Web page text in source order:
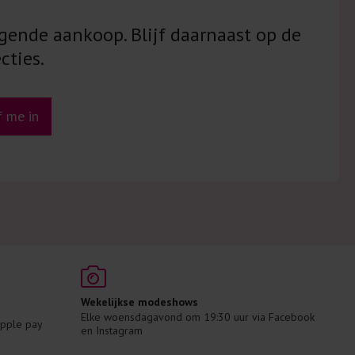
aankoop. Blijf daarnaast op de
me in
pay
Wekelijkse modeshows
Elke woensdagavond om 19:30 uur via Facebook
en Instagram